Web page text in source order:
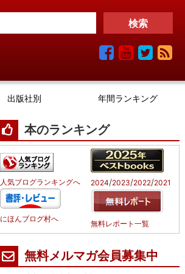
出版社別 年間ランキング
本のランキング
人気ブログランキングへ
にほんブログ村へ
2024/2023/2022/2021
無料レポート一覧
無料メルマガ会員募集中